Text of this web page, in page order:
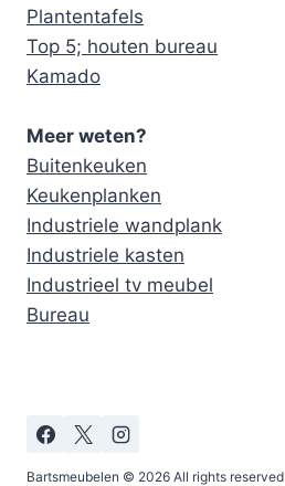
Plantentafels
Top 5; houten bureau
Kamado
Meer weten?
Buitenkeuken
Keukenplanken
Industriele wandplank
Industriele kasten
Industrieel tv meubel
Bureau
Bartsmeubelen © 2026 All rights reserved